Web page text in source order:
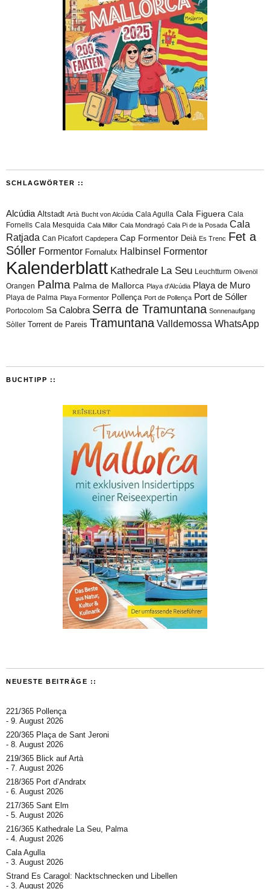
SCHLAGWÖRTER ::
Alcúdia Altstadt Artà Bucht von Alcúdia Cala Agulla Cala Figuera Cala
Fornells Cala Mesquida Cala Millor Cala Mondragó Cala Pi de la Posada Cala
Ratjada Can Picafort Capdepera Cap Formentor Deià Es Trenc Fet a
Sóller Formentor Fornalutx Halbinsel Formentor
Kalenderblatt Kathedrale La Seu Leuchtturm Olivenöl
Orangen Palma Palma de Mallorca Playa d'Alcúdia Playa de Muro
Playa de Palma Playa Formentor Pollença Port de Pollença Port de Sóller
Portocolom Sa Calobra Serra de Tramuntana Sonnenaufgang
Sòller Torrent de Pareis Tramuntana Valldemossa WhatsApp
BUCHTIPP ::
NEUESTE BEITRÄGE ::
221/365 Pollença
9. August 2026
220/365 Plaça de Sant Jeroni
8. August 2026
219/365 Blick auf Artà
7. August 2026
218/365 Port d’Andratx
6. August 2026
217/365 Sant Elm
5. August 2026
216/365 Kathedrale La Seu, Palma
4. August 2026
Cala Agulla
3. August 2026
Strand Es Caragol: Nacktschnecken und Libellen
3. August 2026